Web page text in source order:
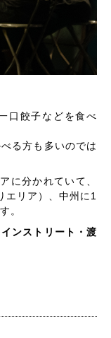
口餃子などを食べ
る方も多いのでは
に分かれていて、
エリア）、中州に1
。
ンストリート・渡